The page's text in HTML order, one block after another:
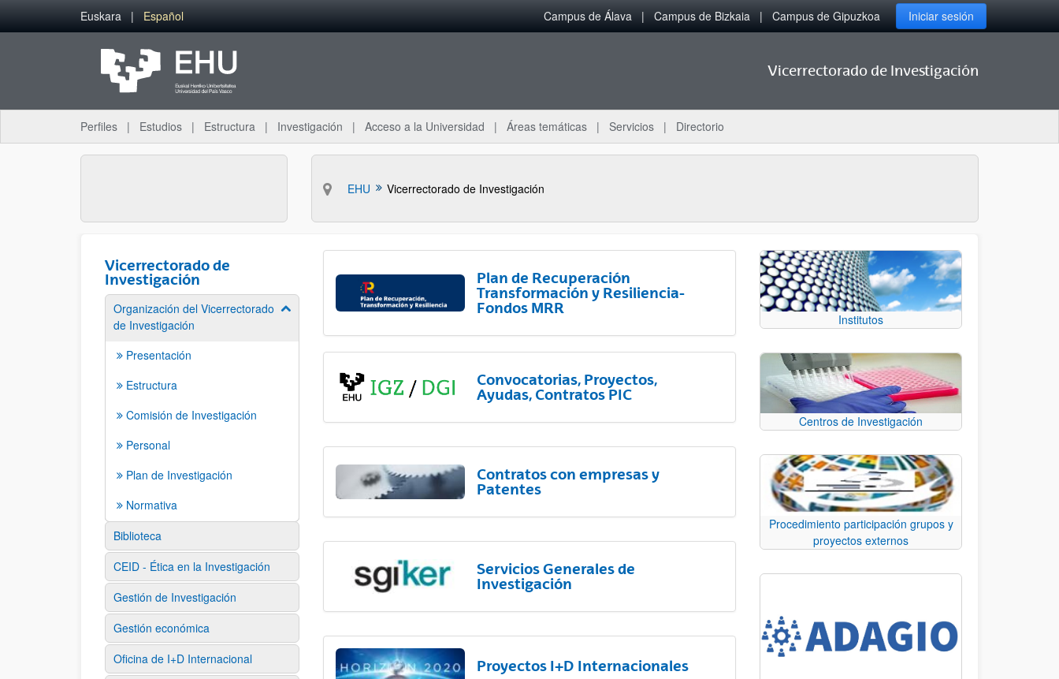
Saltar al contenido principal
Euskara Español Campus de Álava Campus de Bizkaia Campus de Gipuzkoa Iniciar sesión
Vicerrectorado de Investigación
Perfiles Estudios Estructura Investigación Acceso a la Universidad Áreas temáticas Servicios Directorio
EHU Vicerrectorado de Investigación
Vicerrectorado de
Investigación
Organización del Vicerrectorado
de Investigación
Mostrar/ocultar subpáginas
Presentación
Estructura
Comisión de Investigación
Personal
Plan de Investigación
Normativa
Biblioteca
CEID - Ética en la Investigación
Gestión de Investigación
Gestión económica
Oficina de I+D Internacional
Plan de Recuperación
Transformación y Resiliencia-
Fondos MRR
Convocatorias, Proyectos,
Ayudas, Contratos PIC
Contratos con empresas y
Patentes
Servicios Generales de
Investigación
Proyectos I+D Internacionales
Institutos
Centros de Investigación
Procedimiento participación grupos y
proyectos externos